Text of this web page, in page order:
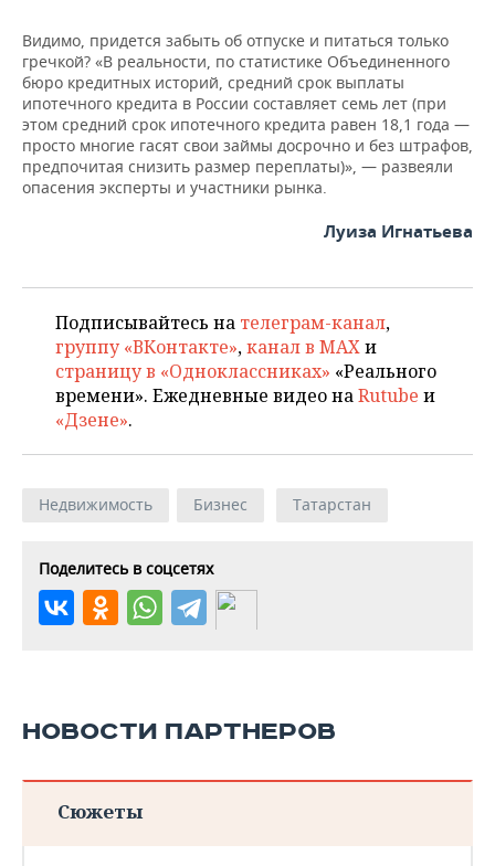
Видимо, придется забыть об отпуске и питаться только
гречкой? «В реальности, по статистике Объединенного
бюро кредитных историй, средний срок выплаты
ипотечного кредита в России составляет семь лет (при
этом средний срок ипотечного кредита равен 18,1 года —
просто многие гасят свои займы досрочно и без штрафов,
предпочитая снизить размер переплаты)», — развеяли
опасения эксперты и участники рынка.
Луиза Игнатьева
Подписывайтесь на телеграм-канал,
группу «ВКонтакте»,канал в MAXи
страницу в «Одноклассниках» «Реального
времени». Ежедневные видео наRutube и
«Дзене».
Недвижимость Бизнес Татарстан
Поделитесь в соцсетях
НОВОСТИ ПАРТНЕРОВ
Сюжеты